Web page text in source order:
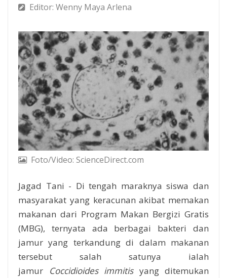
Editor: Wenny Maya Arlena
Foto/Video: ScienceDirect.com
Jagad Tani - Di tengah maraknya siswa dan
masyarakat yang keracunan akibat memakan
makanan dari Program Makan Bergizi Gratis
(MBG), ternyata ada berbagai bakteri dan
jamur yang terkandung di dalam makanan
tersebut salah satunya ialah
jamur
Coccidioides immitis yang ditemukan